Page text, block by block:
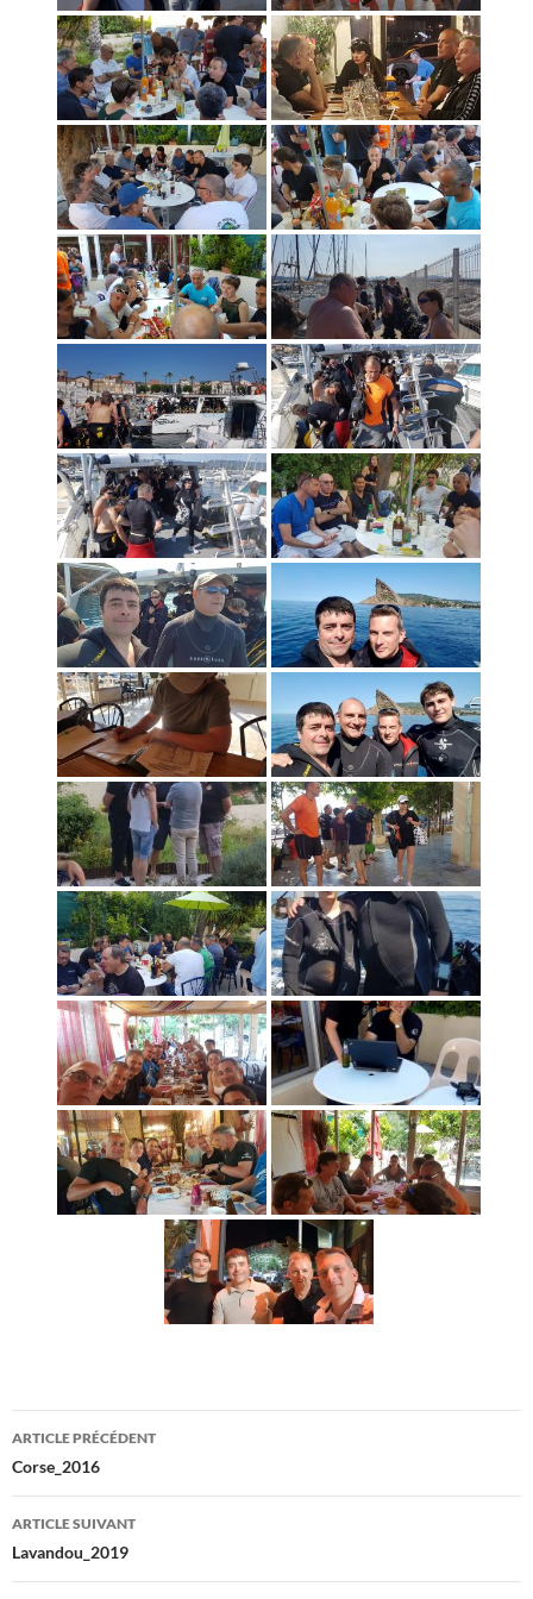
Navigation
des
articles
ARTICLE PRÉCÉDENT
Corse_2016
ARTICLE SUIVANT
Lavandou_2019